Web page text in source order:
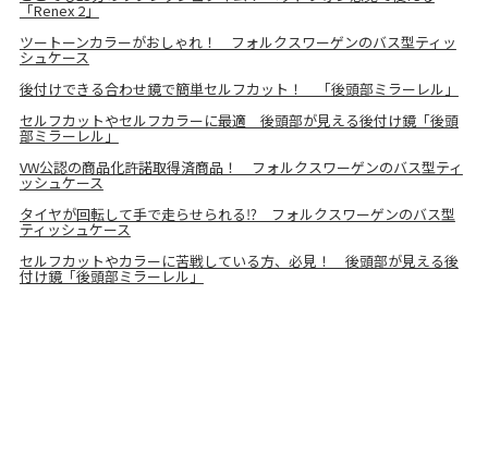
「Renex 2」
ツートーンカラーがおしゃれ！ フォルクスワーゲンのバス型ティッ
シュケース
後付けできる合わせ鏡で簡単セルフカット！ 「後頭部ミラーレル」
セルフカットやセルフカラーに最適 後頭部が見える後付け鏡「後頭
部ミラーレル」
VW公認の商品化許諾取得済商品！ フォルクスワーゲンのバス型ティ
ッシュケース
タイヤが回転して手で走らせられる⁉ フォルクスワーゲンのバス型
ティッシュケース
セルフカットやカラーに苦戦している方、必見！ 後頭部が見える後
付け鏡「後頭部ミラーレル」